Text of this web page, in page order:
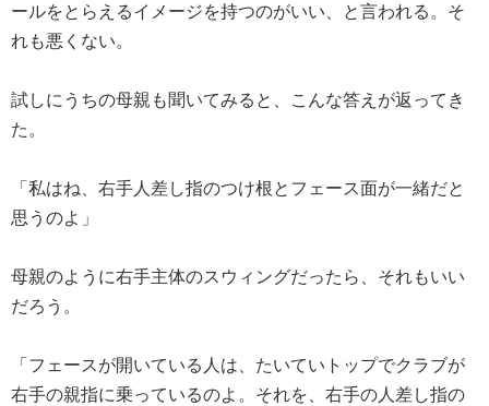
ールをとらえるイメージを持つのがいい、と言われる。そ
れも悪くない。
試しにうちの母親も聞いてみると、こんな答えが返ってき
た。
「私はね、右手人差し指のつけ根とフェース面が一緒だと
思うのよ」
母親のように右手主体のスウィングだったら、それもいい
だろう。
「フェースが開いている人は、たいていトップでクラブが
右手の親指に乗っているのよ。それを、右手の人差し指の